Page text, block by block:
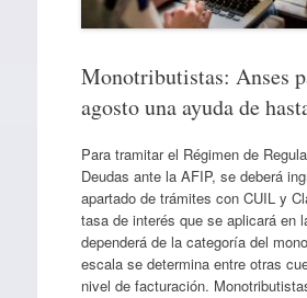
Monotributistas: Anses
agosto una ayuda de
Para tramitar el Régimen de
Deudas ante la AFIP, se deberá
apartado de trámites con CUIL y
tasa de interés que se aplicará en
dependerá de la categoría del
escala se determina entre otras
nivel de facturación.